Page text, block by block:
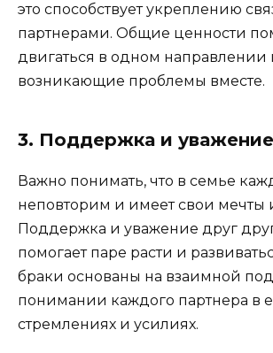
это способствует укреплению
партнерами. Общие ценности
двигаться в одном направлении
возникающие проблемы вместе.
3. Поддержка и уважение
Важно понимать, что в семье
неповторим и имеет свои мечты
Поддержка и уважение друг
помогает паре расти и
браки основаны на взаимной
понимании каждого партнера в
стремлениях и усилиях.